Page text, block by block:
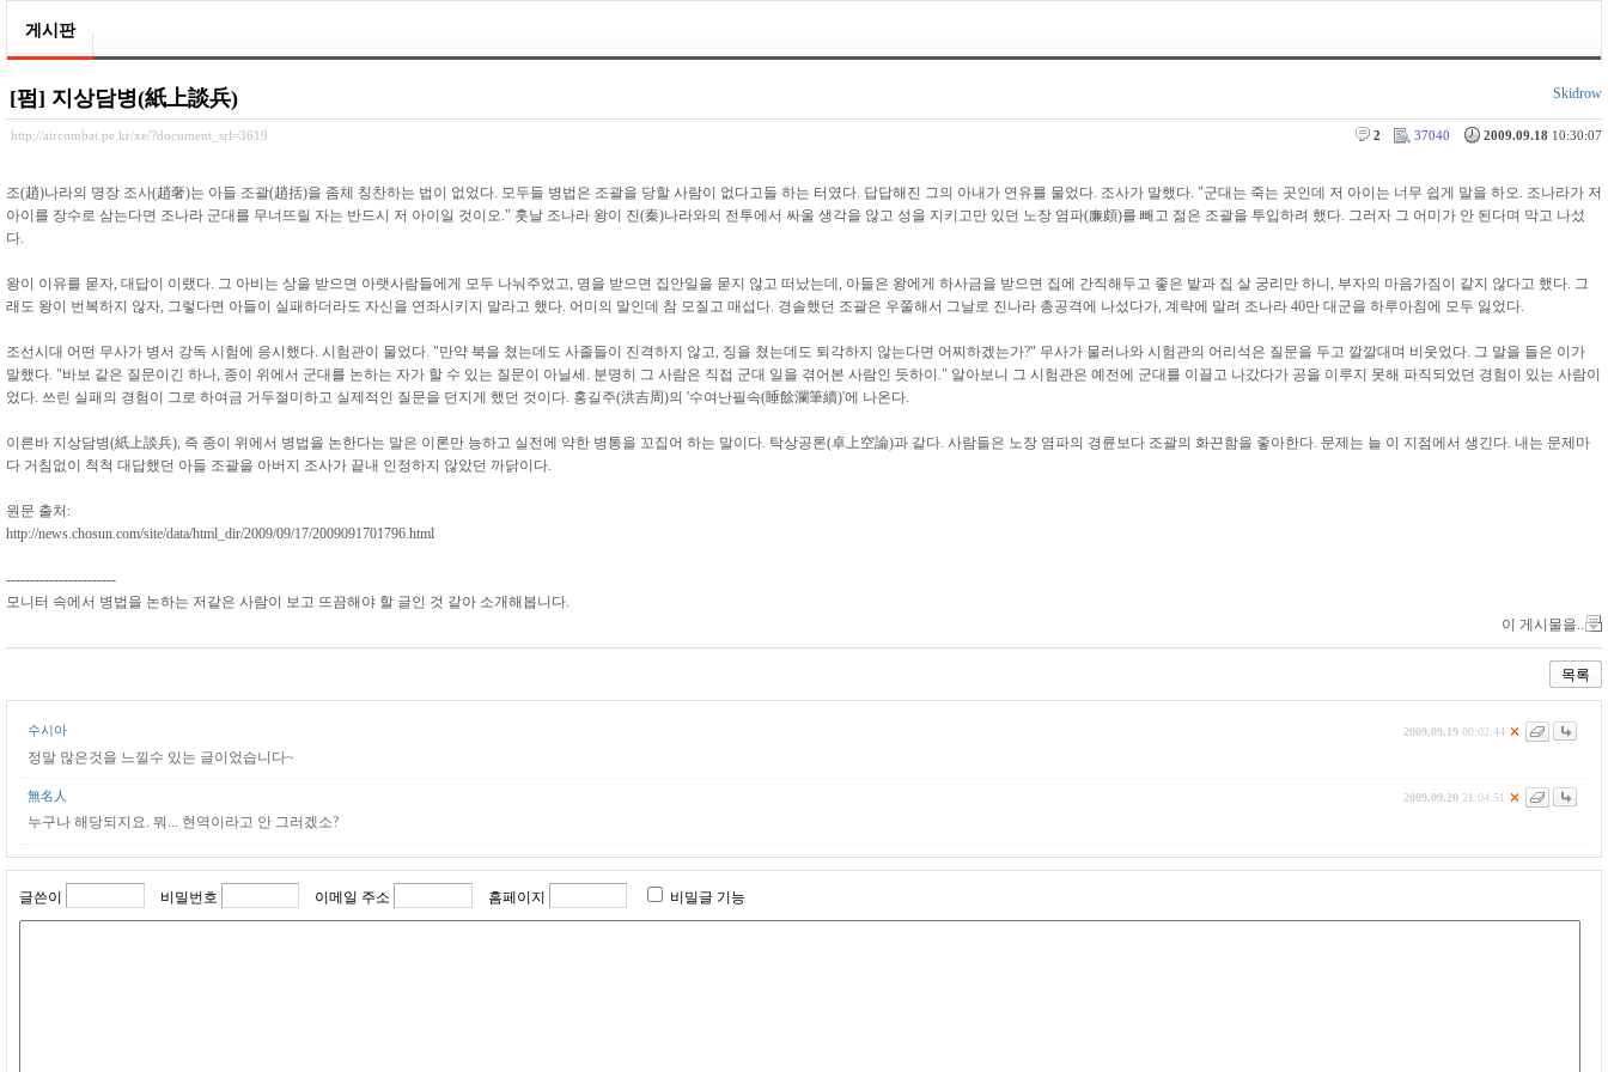
게시판
[펌] 지상담병(紙上談兵) Skidrow
http://aircombat.pe.kr/xe/?document_srl=3619 2009.09.18 10:30:07
37040
2
조(趙)나라의 명장 조사(趙奢)는 아들 조괄(趙括)을 좀체 칭찬하는 법이 없었다. 모두들 병법은 조괄을 당할 사람이 없다고들 하는 터였다. 답답해진 그의 아내가 연유를 물었다. 조사가 말했다. "군대는 죽는 곳인데 저 아이는 너무 쉽게 말을 하오. 조나라가 저
아이를 장수로 삼는다면 조나라 군대를 무너뜨릴 자는 반드시 저 아이일 것이오." 훗날 조나라 왕이 진(秦)나라와의 전투에서 싸울 생각을 않고 성을 지키고만 있던 노장 염파(廉頗)를 빼고 젊은 조괄을 투입하려 했다. 그러자 그 어미가 안 된다며 막고 나섰
다.
왕이 이유를 묻자, 대답이 이랬다. 그 아비는 상을 받으면 아랫사람들에게 모두 나눠주었고, 명을 받으면 집안일을 묻지 않고 떠났는데, 아들은 왕에게 하사금을 받으면 집에 간직해두고 좋은 밭과 집 살 궁리만 하니, 부자의 마음가짐이 같지 않다고 했다. 그
래도 왕이 번복하지 않자, 그렇다면 아들이 실패하더라도 자신을 연좌시키지 말라고 했다. 어미의 말인데 참 모질고 매섭다. 경솔했던 조괄은 우쭐해서 그날로 진나라 총공격에 나섰다가, 계략에 말려 조나라 40만 대군을 하루아침에 모두 잃었다.
조선시대 어떤 무사가 병서 강독 시험에 응시했다. 시험관이 물었다. "만약 북을 쳤는데도 사졸들이 진격하지 않고, 징을 쳤는데도 퇴각하지 않는다면 어찌하겠는가?" 무사가 물러나와 시험관의 어리석은 질문을 두고 깔깔대며 비웃었다. 그 말을 들은 이가
말했다. "바보 같은 질문이긴 하나, 종이 위에서 군대를 논하는 자가 할 수 있는 질문이 아닐세. 분명히 그 사람은 직접 군대 일을 겪어본 사람인 듯하이." 알아보니 그 시험관은 예전에 군대를 이끌고 나갔다가 공을 이루지 못해 파직되었던 경험이 있는 사람이
었다. 쓰린 실패의 경험이 그로 하여금 거두절미하고 실제적인 질문을 던지게 했던 것이다. 홍길주(洪吉周)의 '수여난필속(睡餘瀾筆續)'에 나온다.
이른바 지상담병(紙上談兵), 즉 종이 위에서 병법을 논한다는 말은 이론만 능하고 실전에 약한 병통을 꼬집어 하는 말이다. 탁상공론(卓上空論)과 같다. 사람들은 노장 염파의 경륜보다 조괄의 화끈함을 좋아한다. 문제는 늘 이 지점에서 생긴다. 내는 문제마
다 거침없이 척척 대답했던 아들 조괄을 아버지 조사가 끝내 인정하지 않았던 까닭이다.
원문 출처:
http://news.chosun.com/site/data/html_dir/2009/09/17/2009091701796.html
-----------------------
모니터 속에서 병법을 논하는 저같은 사람이 보고 뜨끔해야 할 글인 것 같아 소개해봅니다.
이 게시물을..
목록
2009.09.19 00:02:44
수시아
정말 많은것을 느낄수 있는 글이었습니다~
2009.09.20 21:04:51
無名人
누구나 해당되지요. 뭐... 현역이라고 안 그러겠소?
글쓴이 비밀번호 이메일 주소 홈페이지 비밀글 기능